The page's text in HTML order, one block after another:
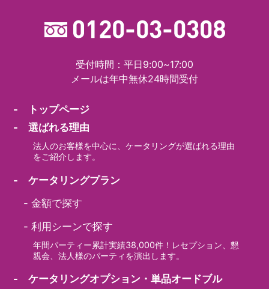
受付時間：平日9:00~17:00
メールは年中無休24時間受付
- トップページ
- 選ばれる理由
法人のお客様を中心に、ケータリングが選ばれる理由
をご紹介します。
- ケータリングプラン
-金額で探す
-利用シーンで探す
年間パーティー累計実績38,000件！レセプション、懇
親会、法人様のパーティを演出します。
- ケータリングオプション・単品オードブル